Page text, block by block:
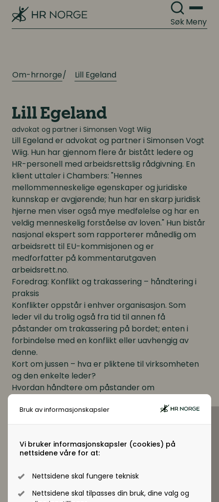
Bruk av informasjonskapsler
Vi bruker informasjonskapsler (cookies) på
nettsidene våre for at:
Nettsidene skal fungere teknisk
Nettsidene skal tilpasses din bruk, dine valg og
SøkMeny
Om-hrnorge Lill Egeland
Lill Egeland
advokat og partner i Simonsen Vogt Wiig
Lill Egeland er advokat og partner i Simonsen Vogt
Wiig. Hun har gjennom flere år bistått ledere og
HR-personell med arbeidsrettslig rådgivning. En
klient uttaler i Chambers: "Hennes
mellommenneskelige egenskaper og juridiske
kunnskap er avgjørende; hun har en skarp juridisk
hjerne men viser også mye medfølelse og har en
veldig menneskelig forståelse av loven." Hun bistår
nasjonal ekspert som rapporterer månedlig om
arbeidsrett til EU-kommisjonen og er
medforfatter på kommentarutgaven
arbeidsrett.no.
Foredrag: Konflikt og trakassering – håndtering i
praksis
Konflikter oppstår i enhver organisasjon. Som
leder vil du trolig også fra tid til annen få
påstander om trakassering på bordet; enten i
forbindelse med en konflikt eller uavhengig av
denne.
Kort om jussen – hva er pliktene til virksomheten
og den enkelte leder?
Hvordan håndtere om påstander om
Hva kan og bør ledelsen gjøre for å forebygge
konflikter?
beste blir påberopt – hvordan unngå å komme i
sjakk matt som leder?